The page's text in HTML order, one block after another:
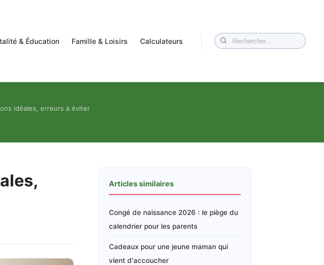
& Éducation Famille & Loisirs Calculateurs
idéales, erreurs à éviter
Articles similaires
Congé de naissance 2026 : le piège du
calendrier pour les parents
Cadeaux pour une jeune maman qui
vient d'accoucher